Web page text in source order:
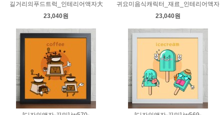
길거리의푸드트럭_인테리어액자大
23,040원
귀요미음식캐릭터_재료_인테리어액자
23,040원